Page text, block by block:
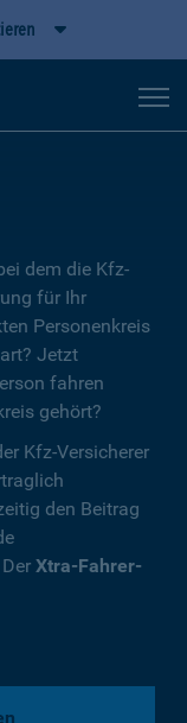
dem die Kfz-
für Ihr
Personenkreis
Jetzt
fahren
gehört?
Kfz-Versicherer
den Beitrag
Xtra-Fahrer-